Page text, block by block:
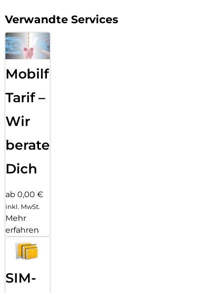
großen Sprung der Galaxy AI.
Verwandte Services
Mobilfunk
Tarif –
Wir
beraten
Dich
ab 0,00 €
inkl. MwSt.
Mehr
erfahren
SIM-